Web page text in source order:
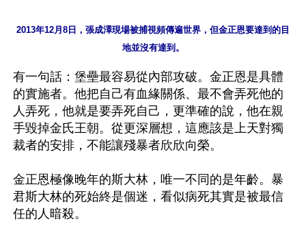
2013年12月8日，張成澤現場被捕視頻傳遍世界，但金正恩要達到的目
地並沒有達到。
有一句話：堡壘最容易從內部攻破。金正恩是具體
的實施者。他把自己有血緣關係、最不會弄死他的
人弄死，他就是要弄死自己，更準確的說，他在親
手毀掉金氏王朝。從更深層想，這應該是上天對獨
裁者的安排，不能讓殘暴者欣欣向榮。
金正恩極像晚年的斯大林，唯一不同的是年齡。暴
君斯大林的死始終是個迷，看似病死其實是被最信
任的人暗殺。